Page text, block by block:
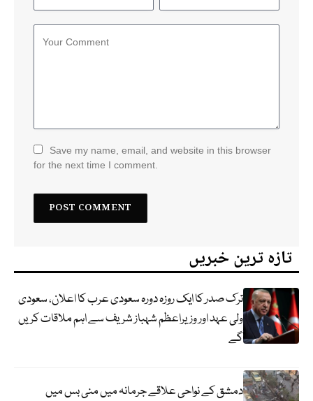
Save my name, email, and website in this browser
for the next time I comment.
تازہ ترین خبریں
ترک صدر کا ایک روزہ دورہ سعودی عرب کا اعلان، سعودی
ولی عہد اور وزیراعظم شہباز شریف سے اہم ملاقات کریں
گے
دمشق کے نواحی علاقے جرمانہ میں منی بس میں